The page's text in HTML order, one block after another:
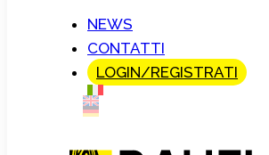
NEWS
CONTATTI
LOGIN/REGISTRATI